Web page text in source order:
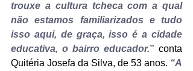
trouxe a cultura tcheca com a qual
não estamos familiarizados e tudo
isso aqui, de graça, isso é a cidade
educativa, o bairro educador.” conta
Quitéria Josefa da Silva, de 53 anos. “A